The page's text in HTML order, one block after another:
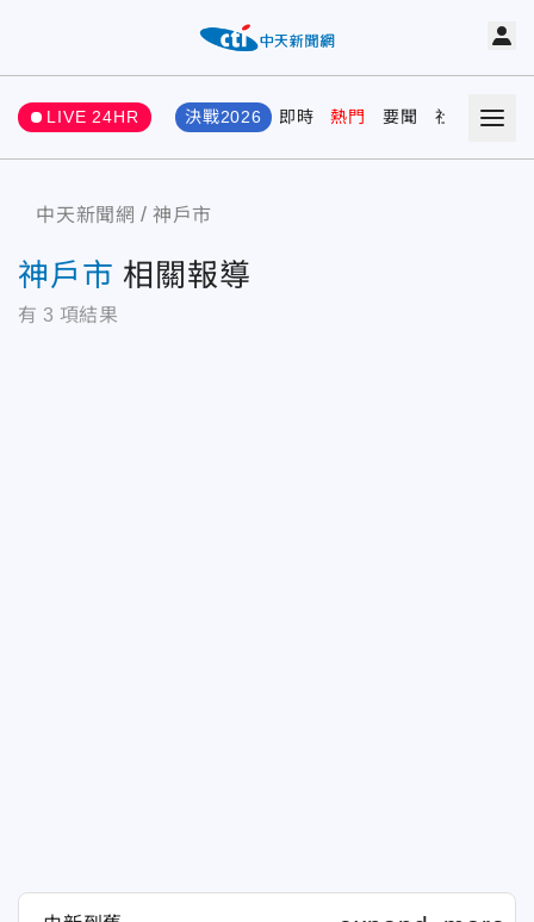
LIVE 24HR 決戰2026 即時 熱門 要聞 社會 娛樂
中天新聞網 神戶市
神戶市 相關報導
有 3 項結果